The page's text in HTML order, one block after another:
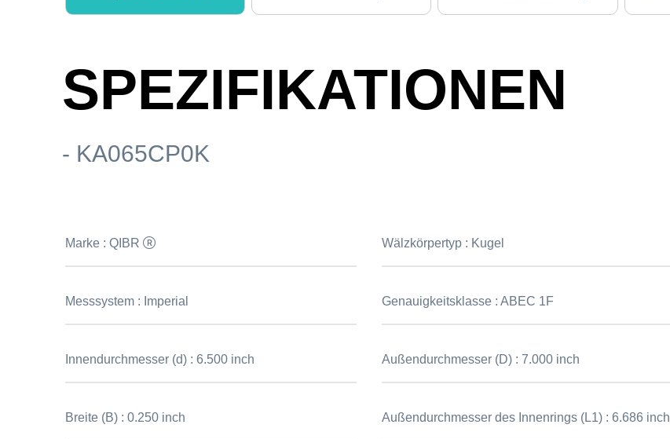
SPEZIFIKATIONEN
- KA065CP0K
Marke :QIBR Wälzkörpertyp : Kugel
Messsystem : Imperial Genauigkeitsklasse :ABEC 1F
Innendurchmesser (d) :6.500 inch Außendurchmesser (D) :7.000 inch
Breite (B) :0.250 inch Außendurchmesser des Innenrings (L1) :6.686 inch